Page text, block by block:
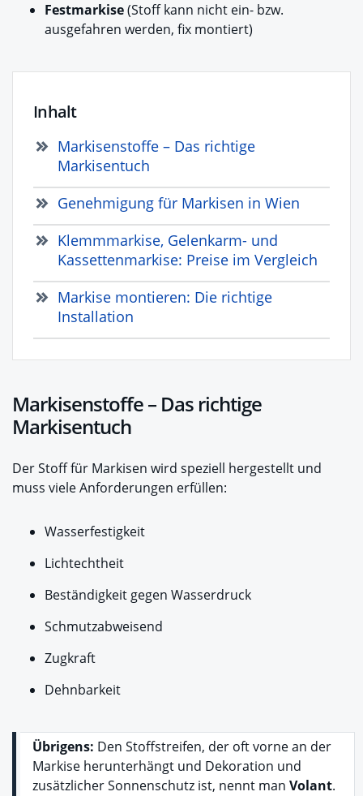
Festmarkise(Stoff kann nicht ein- bzw.
ausgefahren werden, fix montiert)
Inhalt
Markisenstoffe – Das richtige
Markisentuch
Genehmigung für Markisen in Wien
Klemmmarkise, Gelenkarm- und
Kassettenmarkise: Preise im Vergleich
Markise montieren: Die richtige
Installation
Markisenstoffe – Das richtige
Markisentuch
Der Stoff für Markisen wird speziell hergestellt und
muss viele Anforderungen erfüllen:
Wasserfestigkeit
Lichtechtheit
Beständigkeit gegen Wasserdruck
Schmutzabweisend
Zugkraft
Dehnbarkeit
Übrigens: Den Stoffstreifen, der oft vorne an der
Markise herunterhängt und Dekoration und
zusätzlicher Sonnenschutz ist, nennt man Volant.